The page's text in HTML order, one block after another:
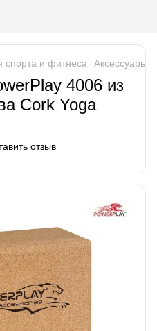
спорта и фитнеса Аксессуары
4006 из
Cork Yoga
отзыв